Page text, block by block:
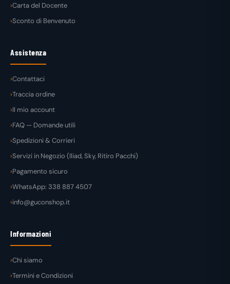
Carta del Docente
Sconto di Benvenuto
Assistenza
Contattaci
Traccia ordine
Il mio account
FAQ — Domande utili
Spedizioni & Corrieri
Servizi in Negozio (Iliad, Sky, Ritiro Pacchi)
Pagamento sicuro
WhatsApp: 338 887 4507
info@guconshop.it
Informazioni
Chi siamo
Termini e Condizioni